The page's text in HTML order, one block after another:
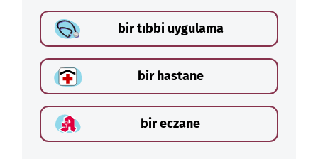
bir tıbbi uygulama
bir hastane
bir eczane